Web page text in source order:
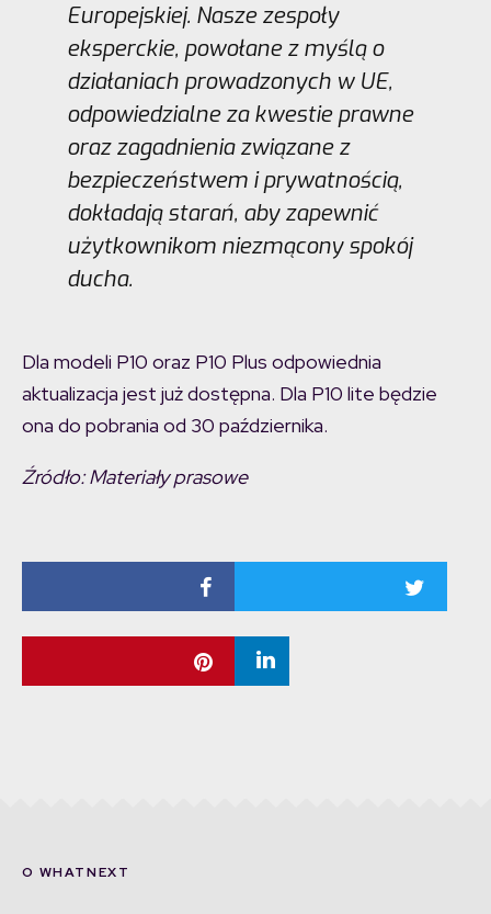
Europejskiej. Nasze zespoły
eksperckie, powołane z myślą o
działaniach prowadzonych w UE,
odpowiedzialne za kwestie prawne
oraz zagadnienia związane z
bezpieczeństwem i prywatnością,
dokładają starań, aby zapewnić
użytkownikom niezmącony spokój
ducha.
Dla modeli P10 oraz P10 Plus odpowiednia
aktualizacja jest już dostępna. Dla P10 lite będzie
ona do pobrania od 30 października.
Źródło: Materiały prasowe
O WHATNEXT